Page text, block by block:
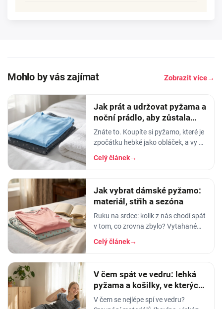
Mohlo by vás zajímat Zobrazit více→
Jak prát a udržovat pyžama a
noční prádlo, aby zůstala
měkká
Znáte to. Koupíte si pyžamo, které je
zpočátku hebké jako obláček, a vy v
něm usínáte s pocitem, že spíte v
luxusu. Po pár měsících praní z něj…
Celý článek→
Jak vybrat dámské pyžamo:
materiál, střih a sezóna
Ruku na srdce: kolik z nás chodí spát
v tom, co zrovna zbylo? Vytahané
tričko po manželovi, staré legíny,
jedna nohavice nahoře, druhá dole.
Celý článek→
V čem spát ve vedru: lehká
pyžama a košilky, ve kterých
se nezapaříte
V čem se nejlépe spí ve vedru?